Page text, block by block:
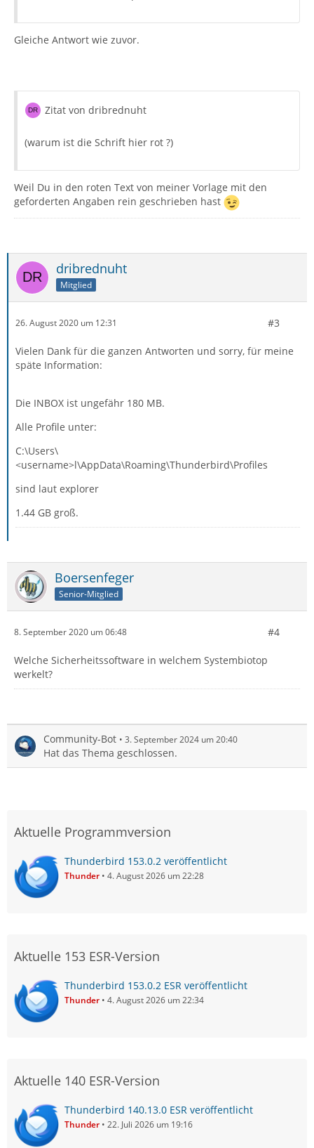
Gleiche Antwort wie zuvor.
Zitat von dribrednuht
(warum ist die Schrift hier rot ?)
Weil Du in den roten Text von meiner Vorlage mit den
geforderten Angaben rein geschrieben hast
dribrednuht
Mitglied
26. August 2020 um 12:31 #3
Vielen Dank für die ganzen Antworten und sorry, für meine
späte Information:
Die INBOX ist ungefähr 180 MB.
Alle Profile unter:
C:\Users\
<username>l\AppData\Roaming\Thunderbird\Profiles
sind laut explorer
1.44 GB groß.
Boersenfeger
Senior-Mitglied
8. September 2020 um 06:48 #4
Welche Sicherheitssoftware in welchem Systembiotop
werkelt?
Community-Bot 3. September 2024 um 20:40
Hat das Thema geschlossen.
Aktuelle Programmversion
Thunderbird 153.0.2 veröffentlicht
Thunder 4. August 2026 um 22:28
Aktuelle 153 ESR-Version
Thunderbird 153.0.2 ESR veröffentlicht
Thunder 4. August 2026 um 22:34
Aktuelle 140 ESR-Version
Thunderbird 140.13.0 ESR veröffentlicht
Thunder 22. Juli 2026 um 19:16